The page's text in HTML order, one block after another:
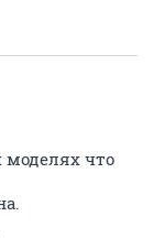
моделях что